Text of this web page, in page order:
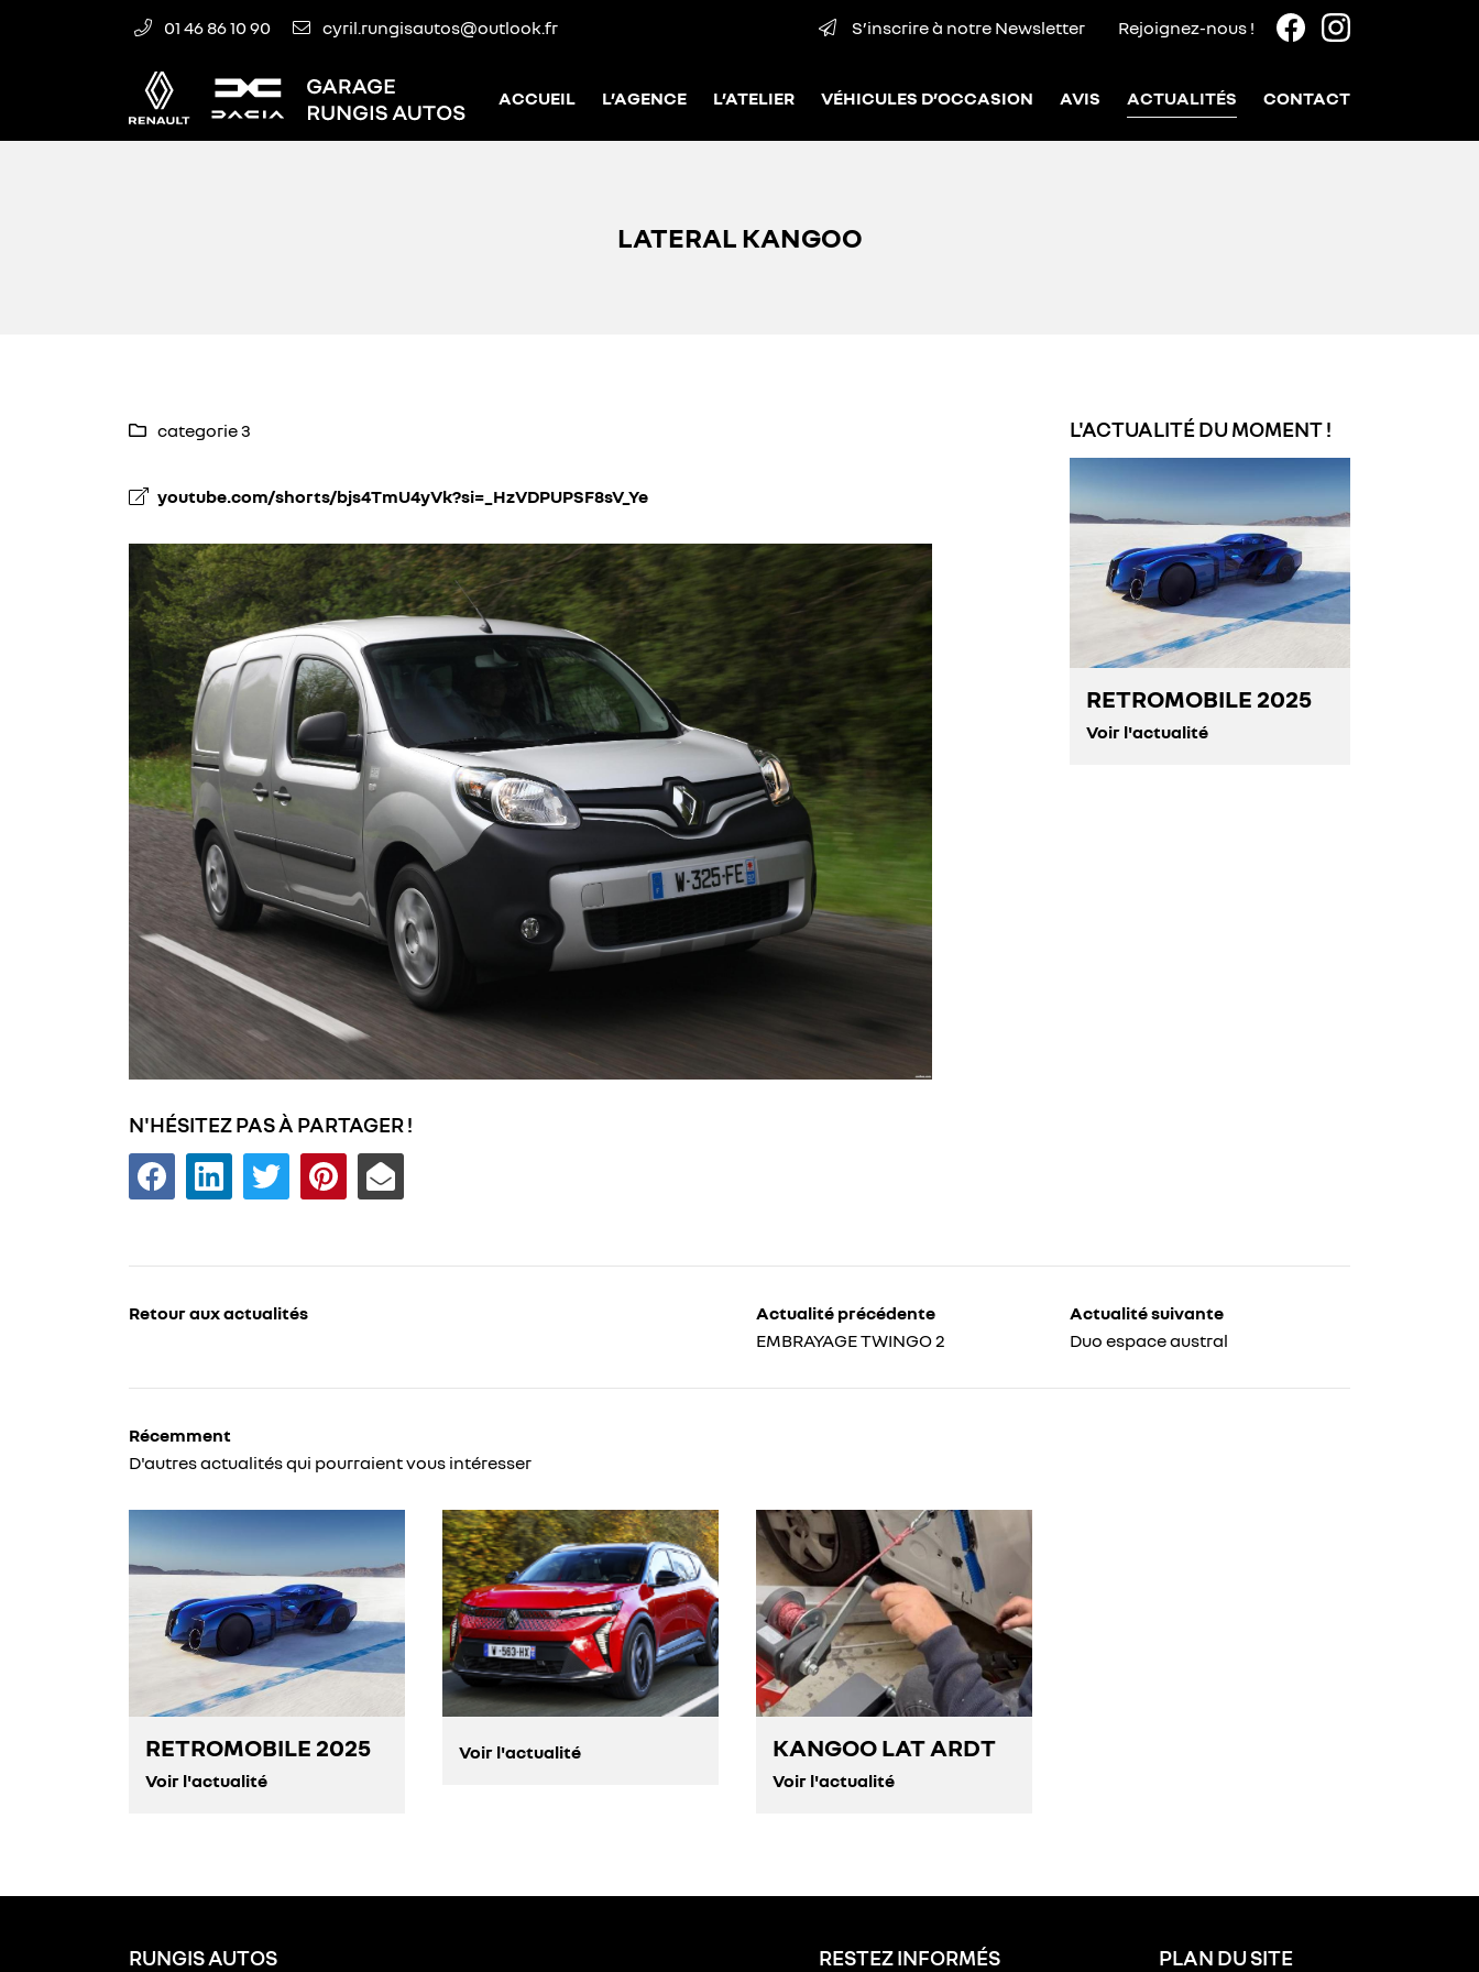
01 46 86 10 90 S’inscrire à notre Newsletter Rejoignez-nous !
ACCUEIL L’AGENCE L’ATELIER VÉHICULES D’OCCASION AVIS ACTUALITÉS CONTACT
Adresse email de réception
En cochant cette case, vous consentez à recevoir nos propositions commerciales à
l'adresse email indiqué ci-dessus. Vous pouvez vous désinscrire à tout moment en
inscription
LATERAL KANGOO
 categorie 3
youtube.com/shorts/bjs4TmU4yVk?si=_HzVDPUPSF8sV_Ye
N'HÉSITEZ PAS À PARTAGER !
L'ACTUALITÉ DU MOMENT !
RETROMOBILE 2025
Voir l'actualité
Retour aux actualités
Actualité précédente
EMBRAYAGE TWINGO 2
Actualité suivante
Duo espace austral
Récemment
D'autres actualités qui pourraient vous intéresser
RETROMOBILE 2025
Voir l'actualité
Voir l'actualité KANGOO LAT ARDT
Voir l'actualité
RUNGIS AUTOS
RESTEZ INFORMÉS PLAN DU SITE